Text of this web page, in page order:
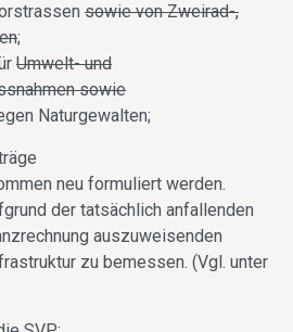
sowie von Zweirad-,
;
Umwelt- und
sowie
Naturgewalten;
neu formuliert werden.
der tatsächlich anfallenden
auszuweisenden
zu bemessen. (Vgl. unter